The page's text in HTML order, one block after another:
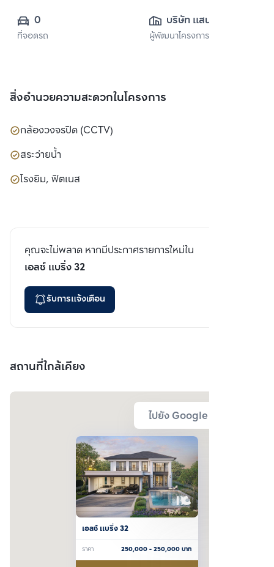
0
ที่จอดรถ
บริษัท แสนสิริ
จำกัด (มหาชน)
ผู้พัฒนาโครงการ
สิ่งอำนวยความสะดวกในโครงการ
กล้องวงจรปิด (CCTV)
สระว่ายน้ำ
โรงยิม, ฟิตเนส
คุณจะไม่พลาด หากมีประกาศรายการใหม่ใน
เอลซ์ แบริ่ง 32
รับการแจ้งเตือน
สถานที่ใกล้เคียง
ไปยัง Google Map
เอลซ์ แบริ่ง 32
ราคา 250,000- 250,000บาท